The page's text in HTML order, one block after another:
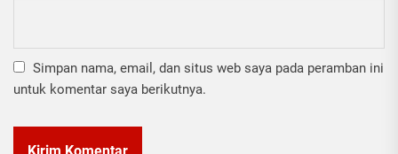
Simpan nama, email, dan situs web saya pada peramban ini
untuk komentar saya berikutnya.